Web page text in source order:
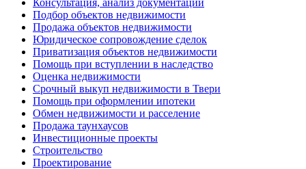
Подбор объектов недвижимости
Продажа объектов недвижимости
Юридическое сопровождение сделок
Приватизация объектов недвижимости
Помощь при вступлении в наследство
Оценка недвижимости
Срочный выкуп недвижимости в Твери
Помощь при оформлении ипотеки
Обмен недвижимости и расселение
Продажа таунхаусов
Инвестиционные проекты
Строительство
Проектирование